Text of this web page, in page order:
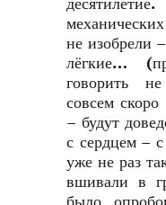
не изобрели
лёгкие…
говорить
совсем
– будут
с сердцем –
уже не раз
вшивали в